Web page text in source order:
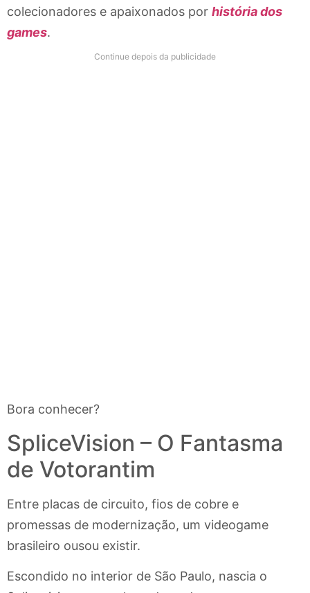
colecionadores e apaixonados por história dos
games.
Continue depois da publicidade
Bora conhecer?
SpliceVision – O Fantasma
de Votorantim
Entre placas de circuito, fios de cobre e
promessas de modernização, um videogame
brasileiro ousou existir.
Escondido no interior de São Paulo, nascia o